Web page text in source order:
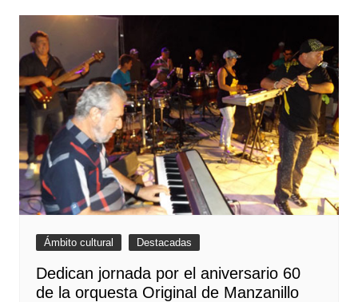
Ámbito cultural Destacadas
Dedican jornada por el aniversario 60
de la orquesta Original de Manzanillo